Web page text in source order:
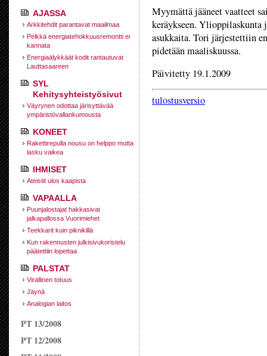
AJASSA
Arkkitehdit parantavat maailmaa
Pelkkä energiatehokkuusremontti ei
kannata
Energiaälykkäät kodit rantautuvat
Lauttasaareen
SYL
Kehitysyhteistyösivut
Väyrynen odottaa järisyttävää
ympäristövallankumousta
KONEET
Rakettirepulla nousu on helppo mutta
lasku vaikea
IHMISET
Ateistit ulos kaapista
VAPAALLA
Puunjalostajat hakkasivat
jalkapallossa Vuorimiehet
Teekkarit kuin piknikillä
Kun rakennusten julkisivukoristelu
päätettiin lopettaa
PALSTAT
Virallinen totuus
Jäynä
Analogian laitos
PT 13/2008
PT 12/2008
Myymättä jääneet vaatteet
keräykseen.
asukkaita. Tori järjestettiin
pidetään maaliskuussa.
Päivitetty 19.1.2009
tulostusversio